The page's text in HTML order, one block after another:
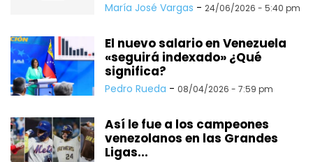
María José Vargas - 24/06/2026 - 5:40 pm
El nuevo salario en Venezuela
«seguirá indexado» ¿Qué
significa?
Pedro Rueda - 08/04/2026 - 7:59 pm
Así le fue a los campeones
venezolanos en las Grandes
Ligas...